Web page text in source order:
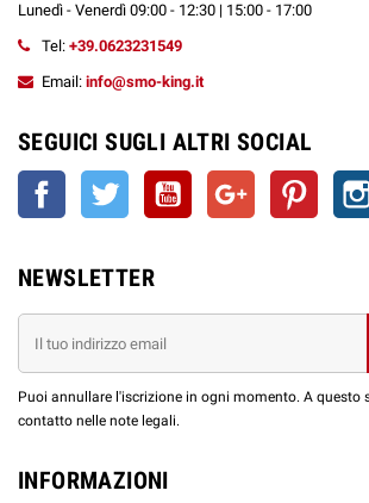
Lunedì - Venerdì 09:00 - 12:30 | 15:00 - 17:00
Tel: +39.0623231549
Email: info@smo-king.it
SEGUICI SUGLI ALTRI SOCIAL
Facebook Twitter YouTube Google+
NEWSLETTER
Puoi annullare l'iscrizione in ogni momento. A questo
contatto nelle note legali.
INFORMAZIONI